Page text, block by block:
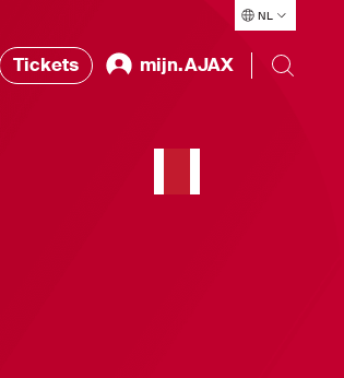
NL
Tickets mijn.AJAX